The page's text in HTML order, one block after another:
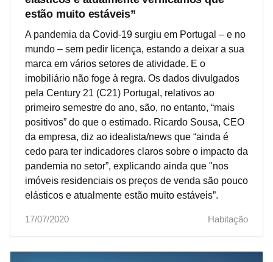
estão muito estáveis”
A pandemia da Covid-19 surgiu em Portugal – e no
mundo – sem pedir licença, estando a deixar a sua
marca em vários setores de atividade. E o
imobiliário não foge à regra. Os dados divulgados
pela Century 21 (C21) Portugal, relativos ao
primeiro semestre do ano, são, no entanto, “mais
positivos” do que o estimado. Ricardo Sousa, CEO
da empresa, diz ao idealista/news que “ainda é
cedo para ter indicadores claros sobre o impacto da
pandemia no setor”, explicando ainda que "nos
imóveis residenciais os preços de venda são pouco
elásticos e atualmente estão muito estáveis”.
17/07/2020 Habitação